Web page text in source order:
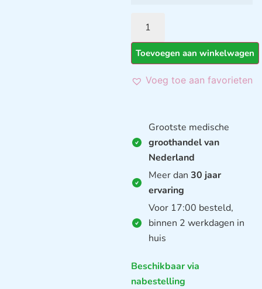
Toevoegen aan winkelwagen
Voeg toe aan favorieten
Grootste medische
groothandel van
Nederland
Meer dan 30 jaar
ervaring
Voor 17:00 besteld,
binnen 2 werkdagen in
huis
Beschikbaar via
nabestelling